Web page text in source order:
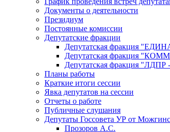
Документы о деятельности
Президиум
Постоянные комиссии
Депутатские фракции
Депутатская фракция
Депутатская фракция
Депутатская фракция "ЛДПР
Планы работы
Краткие итоги сессии
Явка депутатов на сессии
Отчеты о работе
Публичные слушания
Депутаты Госсовета УР от
Прозоров А.С.